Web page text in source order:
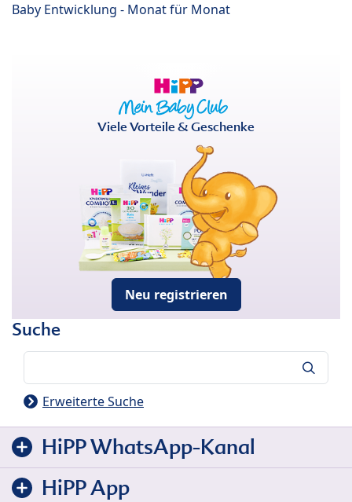
Baby Entwicklung - Monat für Monat
Viele Vorteile & Geschenke
Neu registrieren
Suche
Erweiterte Suche
HiPP WhatsApp-Kanal
HiPP App